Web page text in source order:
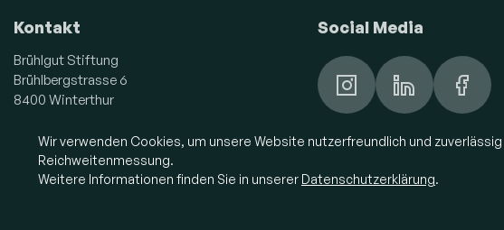
Wir verwenden Cookies, um unsere Website nutzerfreundlich und
Reichweitenmessung.
Weitere Informationen finden Sie in unserer Datenschutzerklärung.
Kontakt
Brühlgut Stiftung
Brühlbergstrasse 6
8400 Winterthur
info@bruehlgut.ch
Social Media